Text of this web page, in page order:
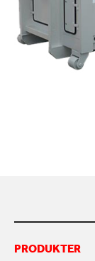
KONTAKTA OSS
PRODUKTER